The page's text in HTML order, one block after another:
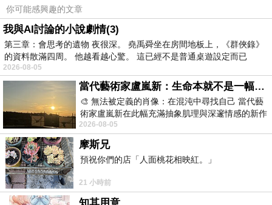
你可能感興趣的文章
我與AI討論的小說劇情(3)
第三章：會思考的遺物 夜很深。 堯禹舜坐在房間地板上，《群俠錄》
的資料散滿四周。 他越看越心驚。 這已經不是普通桌遊設定而已
2026-08-05
當代藝術家盧嵐新：生命本就不是一幅能被定義的肖像，在混亂與交疊中拼湊完整的靈魂
🎨 無法被定義的肖像：在混沌中尋找自己 當代藝
術家盧嵐新在此幅充滿抽象肌理與深邃情感的新作
中，以灰白為基底，交織著塗抹、刮擦與
2026-08-05
摩斯兄
預祝你們的店「人面桃花相映紅。」
21 小時前